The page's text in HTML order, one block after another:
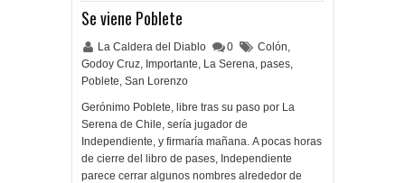
Se viene Poblete
La Caldera del Diablo 0 Colón,
Godoy Cruz, Importante, La Serena, pases,
Poblete, San Lorenzo
Gerónimo Poblete, libre tras su paso por La
Serena de Chile, sería jugador de
Independiente, y firmaría mañana. A pocas horas
de cierre del libro de pases, Independiente
parece cerrar algunos nombres alrededor de